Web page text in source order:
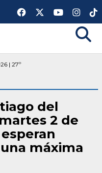
| 27º
del
2 de
máxima